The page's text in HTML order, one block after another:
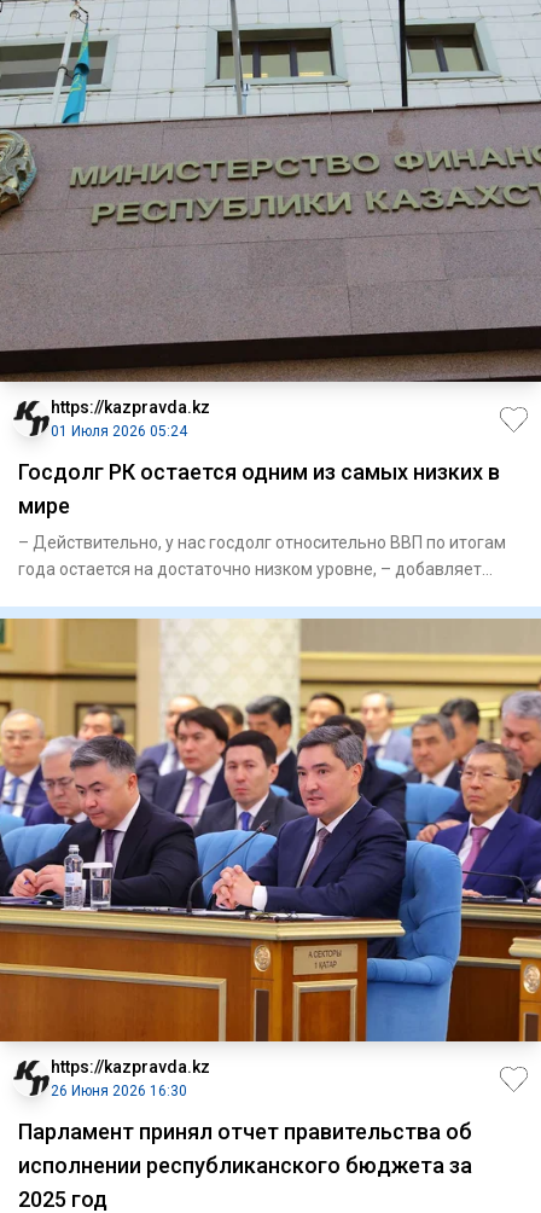
https://kazpravda.kz
01 Июля 2026 05:24
Госдолг РК остается одним из самых низких в
мире
– Действительно, у нас госдолг относительно ВВП по итогам
года остается на достаточно низком уровне, – добавляет
https://kazpravda.kz
26 Июня 2026 16:30
Парламент принял отчет правительства об
исполнении республиканского бюджета за
2025 год